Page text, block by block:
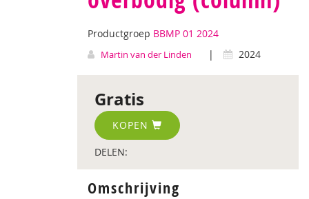
Productgroep BBMP 01 2024
Martin van der Linden | 2024
Gratis
KOPEN
DELEN:
Omschrijving